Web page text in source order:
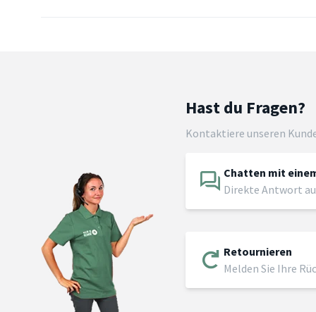
Hast du Fragen?
Kontaktiere unseren
Chatten mit
Direkte Antwort
Retournieren
Melden Sie Ihre